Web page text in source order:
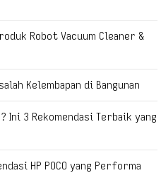
Robot Vacuum Cleaner &
Kelembapan di Bangunan
Ini 3 Rekomendasi Terbaik yang
HP POCO yang Performa